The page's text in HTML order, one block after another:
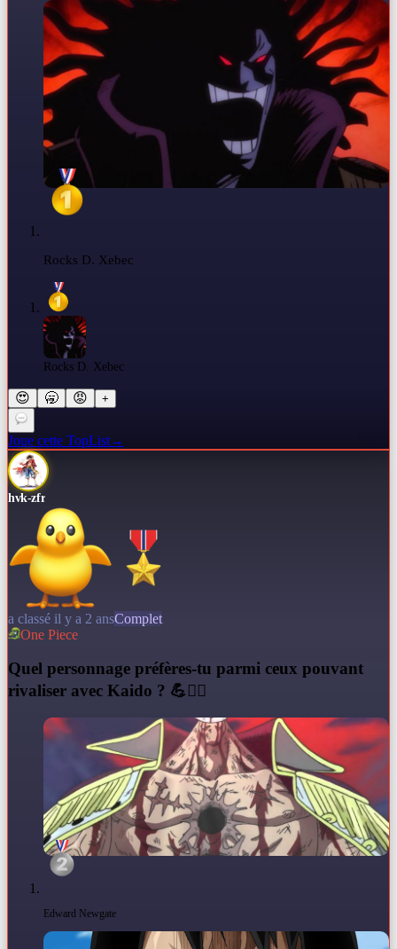
Rocks D. Xebec
Rocks D. Xebec
😍 🥱 😡 +
Joue cette TopList→
hvk-zfr
a classé il y a 2 ansComplet
One Piece
Quel personnage préfères-tu parmi ceux pouvant
rivaliser avec Kaido ? 💪🏴‍☠️
Edward Newgate